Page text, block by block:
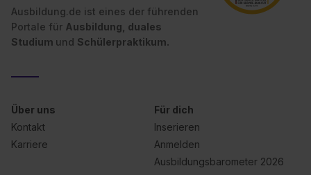
Ausbildung.de ist eines der führenden
Portale für Ausbildung, duales
Studium und Schülerpraktikum.
Über uns
Kontakt
Karriere
Für dich
Inserieren
Anmelden
Ausbildungsbarometer 2026